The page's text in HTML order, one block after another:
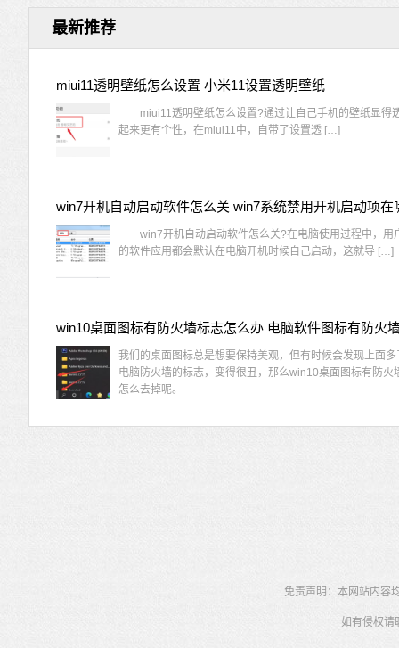
最新推荐
miui11透明壁纸怎么设置 小米11设置透明壁纸
miui11透明壁纸怎么设置?通过让自己手机的壁纸显得
起来更有个性，在miui11中，自带了设置透 […]
win7开机自动启动软件怎么关 win7系统禁用开机启动项在
win7开机自动启动软件怎么关?在电脑使用过程中，用
的软件应用都会默认在电脑开机时候自己启动，这就导 […]
我们的桌面图标总是想要保持美观，但有时候会发现上面多
电脑防火墙的标志，变得很丑，那么win10桌面图标有防火
怎么去掉呢。
免责声明：本网站内容
如有侵权请